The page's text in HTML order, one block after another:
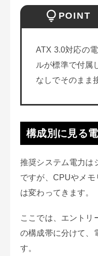
POINT
ATX 3.0対応の
ルが標準で付属
なしでそのまま
構成別に見る
推奨システム電力は
ですが、CPUやメモ
は変わってきます。
ここでは、エントリ
の構成帯に分けて、
す。